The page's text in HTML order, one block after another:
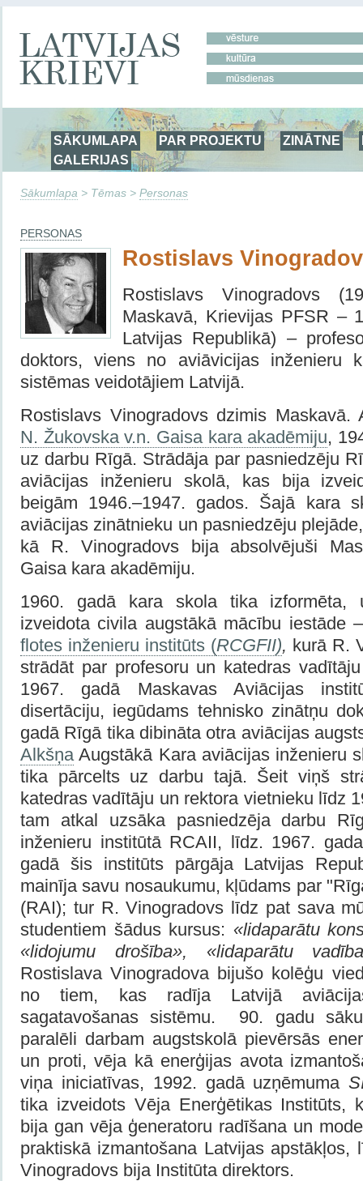
SĀKUMLAPA PAR PROJEKTU ZINĀTNE
GALERIJAS
Sākumlapa > Tēmas > Personas
PERSONAS
Rostislavs
Rostislavs Vinogradovs
Maskavā, Krievijas PFSR –
Latvijas Republikā) –
doktors, viens no aviāvicijas inženieru
sistēmas veidotājiem Latvijā.
Rostislavs Vinogradovs dzimis Maskavā.
N. Žukovska v.n. Gaisa kara akadēmiju,
uz darbu Rīgā. Strādāja par pasniedzēju
aviācijas inženieru skolā, kas bija
beigām 1946.–1947. gados. Šajā kara
aviācijas zinātnieku un pasniedzēju
kā R. Vinogradovs bija absolvējuši
Gaisa kara akadēmiju.
1960. gadā kara skola tika izformēta,
izveidota civila augstākā mācību iestāde
flotes inženieru institūts (RCGFII), kurā R.
strādāt par profesoru un katedras
1967. gadā Maskavas Aviācijas
disertāciju, iegūdams tehnisko zinātņu
gadā Rīgā tika dibināta otra aviācijas
Alkšņa Augstākā Kara aviācijas inženieru
tika pārcelts uz darbu tajā. Šeit viņš
katedras vadītāju un rektora vietnieku līdz
tam atkal uzsāka pasniedzēja darbu
inženieru institūtā RCAII, līdz. 1967.
gadā šis institūts pārgāja Latvijas
mainīja savu nosaukumu, kļūdams par
(RAI); tur R. Vinogradovs līdz pat sava
studentiem šādus kursus: «lidaparātu
«lidojumu drošība», «lidaparātu
Rostislava Vinogradova bijušo kolēģu
no tiem, kas radīja Latvijā
sagatavošanas sistēmu.
90. gadu
paralēli darbam augstskolā pievērsās
un proti, vēja kā enerģijas avota
viņa iniciatīvas, 1992. gadā uzņēmuma
tika izveidots Vēja Enerģētikas Institūts,
bija gan vēja ģeneratoru radīšana un
praktiskā izmantošana Latvijas
Vinogradovs bija Institūta direktors.